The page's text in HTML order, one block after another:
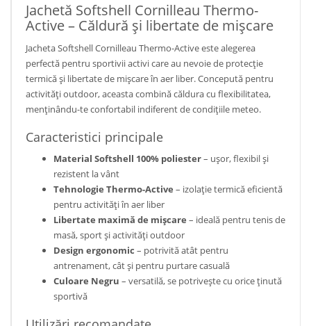
Jachetă Softshell Cornilleau Thermo-
Active – Căldură și libertate de mișcare
Jacheta Softshell Cornilleau Thermo-Active este alegerea
perfectă pentru sportivii activi care au nevoie de protecție
termică și libertate de mișcare în aer liber. Concepută pentru
activități outdoor, aceasta combină căldura cu flexibilitatea,
menținându-te confortabil indiferent de condițiile meteo.
Caracteristici principale
Material Softshell 100% poliester– ușor, flexibil și
rezistent la vânt
Tehnologie Thermo-Active – izolație termică eficientă
pentru activități în aer liber
Libertate maximă de mișcare – ideală pentru tenis de
masă, sport și activități outdoor
Design ergonomic – potrivită atât pentru
antrenament, cât și pentru purtare casuală
Culoare Negru – versatilă, se potrivește cu orice ținută
sportivă